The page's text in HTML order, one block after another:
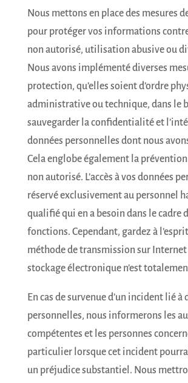
Nous mettons en place des mesures
pour protéger vos informations
non autorisé, utilisation abusive ou
Nous avons implémenté diverses
protection, qu’elles soient d’ordre
administrative ou technique, dans le
sauvegarder la confidentialité et
données personnelles dont nous
Cela englobe également la prévention
non autorisé. L’accès à vos données
réservé exclusivement au personnel
qualifié qui en a besoin dans le cadre
fonctions. Cependant, gardez à
méthode de transmission sur Internet
stockage électronique n’est
En cas de survenue d’un incident lié à
personnelles, nous informerons les
compétentes et les personnes
particulier lorsque cet incident
un préjudice substantiel. Nous